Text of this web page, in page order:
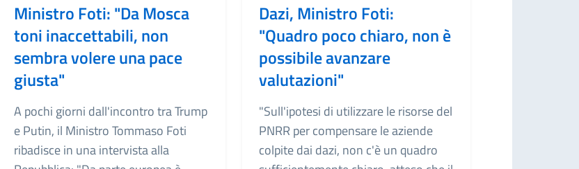
Ministro Foti: "Da Mosca
toni inaccettabili, non
sembra volere una pace
giusta"
A pochi giorni dall'incontro tra Trump
e Putin, il Ministro Tommaso Foti
ribadisce in una intervista alla
Dazi, Ministro Foti:
"Quadro poco chiaro, non è
possibile avanzare
valutazioni"
"Sull'ipotesi di utilizzare le risorse del
PNRR per compensare le aziende
colpite dai dazi, non c'è un quadro